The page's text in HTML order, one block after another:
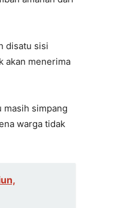
disatu sisi
akan menerima
masih simpang
warga tidak